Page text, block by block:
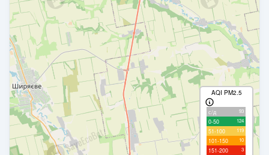
AQI PM2.5
с/д 93
0-50 124
51-100 119
101-150 10
151-200 3